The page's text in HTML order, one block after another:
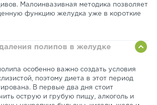
Малоинвазивная методика позволяет
функцию желудка уже в короткие
полипов в желудке
особенно важно создать условия
поэтому диета в этот период
В первые два дня стоит
острую и грубую пищу, алкоголь и